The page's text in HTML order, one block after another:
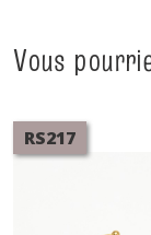
Vous
RS217